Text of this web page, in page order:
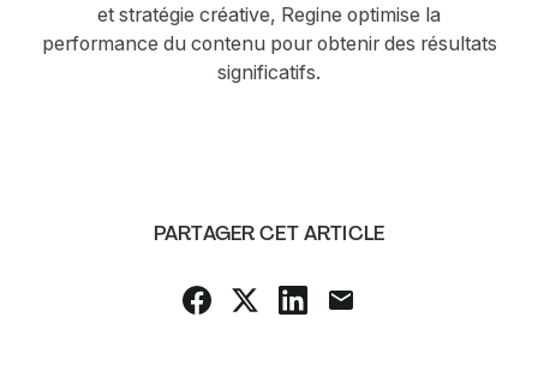
et stratégie créative, Regine optimise la
performance du contenu pour obtenir des résultats
significatifs.
PARTAGER CET ARTICLE